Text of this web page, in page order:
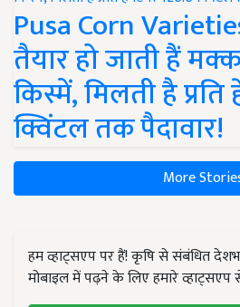
Pusa Corn
तैयार हो जाती हैं
किस्में, मिलती है
क्विंटल तक पैदावार!
More
हम व्हाट्सएप पर हैं! कृषि से संबंधित
मोबाइल में पढ़ने के लिए हमारे व्हाट्सएप